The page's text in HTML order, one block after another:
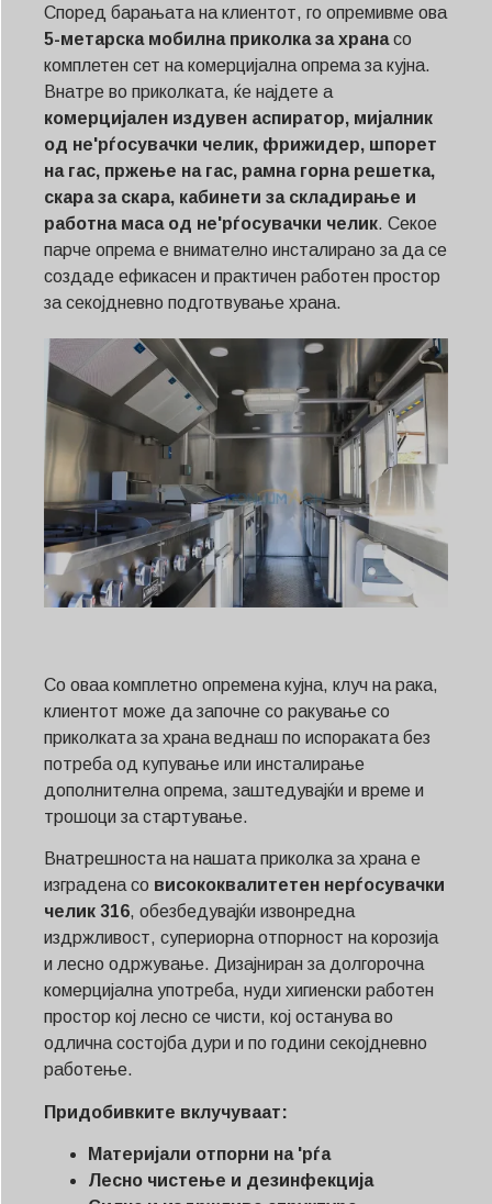
Според барањата на клиентот, го опремивме ова
5-метарска мобилна приколка за хранасо
комплетен сет на комерцијална опрема за кујна.
Внатре во приколката, ќе најдете a
комерцијален издувен аспиратор, мијалник
од не'рѓосувачки челик, фрижидер, шпорет
на гас, пржење на гас, рамна горна решетка,
скара за скара, кабинети за складирање и
работна маса од не'рѓосувачки челик. Секое
парче опрема е внимателно инсталирано за да се
создаде ефикасен и практичен работен простор
за секојдневно подготвување храна.
Со оваа комплетно опремена кујна, клуч на рака,
клиентот може да започне со ракување со
приколката за храна веднаш по испораката без
потреба од купување или инсталирање
дополнителна опрема, заштедувајќи и време и
трошоци за стартување.
Внатрешноста на нашата приколка за храна е
изградена со висококвалитетен нерѓосувачки
челик 316, обезбедувајќи извонредна
издржливост, супериорна отпорност на корозија
и лесно одржување. Дизајниран за долгорочна
комерцијална употреба, нуди хигиенски работен
простор кој лесно се чисти, кој останува во
одлична состојба дури и по години секојдневно
работење.
Придобивките вклучуваат:
Материјали отпорни на 'рѓа
Лесно чистење и дезинфекција